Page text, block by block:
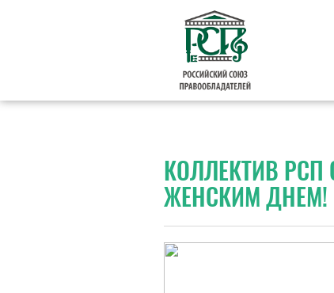
КОЛЛЕКТИВ
ЖЕНСКИМ ДНЕМ!